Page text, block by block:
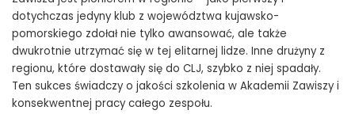
dotychczas jedyny klub z województwa kujawsko-
pomorskiego zdołał nie tylko awansować, ale także
dwukrotnie utrzymać się w tej elitarnej lidze. Inne drużyny z
regionu, które dostawały się do CLJ, szybko z niej spadały.
Ten sukces świadczy o jakości szkolenia w Akademii Zawiszy i
konsekwentnej pracy całego zespołu.